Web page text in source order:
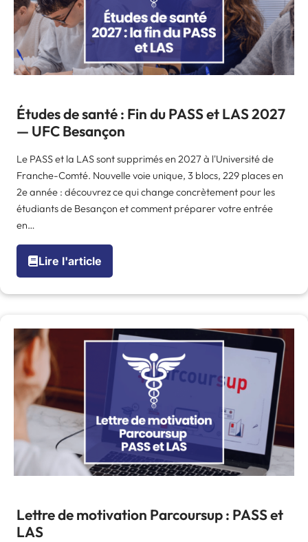
Études de santé : Fin du PASS et LAS 2027
— UFC Besançon
Le PASS et la LAS sont supprimés en 2027 à l'Université de
Franche-Comté. Nouvelle voie unique, 3 blocs, 229 places en
2e année : découvrez ce qui change concrètement pour les
étudiants de Besançon et comment préparer votre entrée
en…
Lire l'article
Lettre de motivation Parcoursup : PASS et
LAS